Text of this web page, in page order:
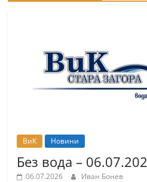
ВиК Новини
Без вода –
06.07.2026 Иван Бонев